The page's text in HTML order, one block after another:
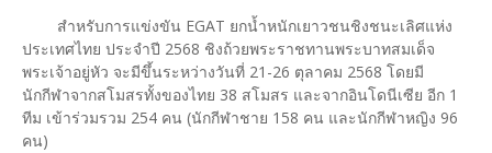
สำหรับการแข่งขัน EGAT ยกน้ำหนักเยาวชนชิงชนะเลิศแห่ง
ประเทศไทย ประจำปี 2568 ชิงถ้วยพระราชทานพระบาทสมเด็จ
พระเจ้าอยู่หัว จะมีขึ้นระหว่างวันที่ 21-26 ตุลาคม 2568 โดยมี
นักกีฬาจากสโมสรทั้งของไทย 38 สโมสร และจากอินโดนีเซีย อีก 1
ทีม เข้าร่วมรวม 254 คน (นักกีฬาชาย 158 คน และนักกีฬาหญิง 96
คน)